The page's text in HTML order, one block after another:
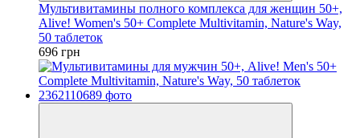
Мультивитамины полного комплекса для женщин 50+,
Alive! Women's 50+ Complete Multivitamin, Nature's Way,
50 таблеток
696 грн